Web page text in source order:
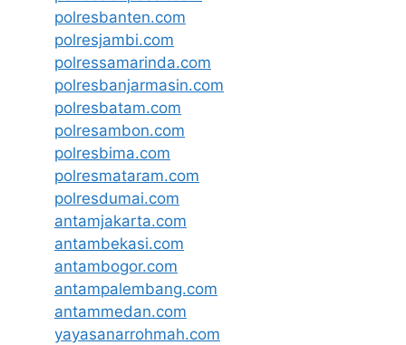
polresbanten.com
polresjambi.com
polressamarinda.com
polresbanjarmasin.com
polresbatam.com
polresambon.com
polresbima.com
polresmataram.com
polresdumai.com
antamjakarta.com
antambekasi.com
antambogor.com
antampalembang.com
antammedan.com
yayasanarrohmah.com